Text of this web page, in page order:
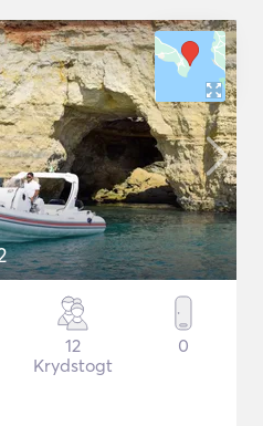
12
Krydstogt
0